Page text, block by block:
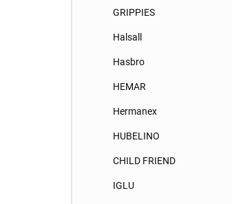
GRIPPIES
Halsall
Hasbro
HEMAR
Hermanex
HUBELINO
CHILD FRIEND
IGLU